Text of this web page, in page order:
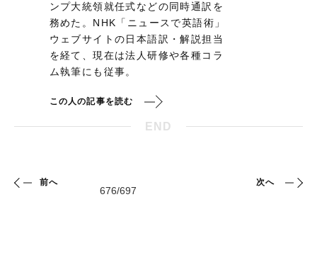
ンプ大統領就任式などの同時通訳を
務めた。NHK「ニュースで英語術」
ウェブサイトの日本語訳・解説担当
を経て、現在は法人研修や各種コラ
ム執筆にも従事。
この人の記事を読む
END
前へ 次へ